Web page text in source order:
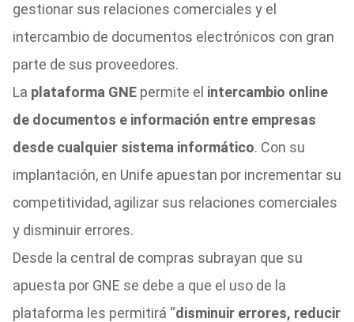
gestionar sus relaciones comerciales y el
intercambio de documentos electrónicos con gran
parte de sus proveedores.
La plataforma GNEpermite el intercambio online
de documentos e información entre empresas
desde cualquier sistema informático. Con su
implantación, en Unife apuestan por incrementar su
competitividad, agilizar sus relaciones comerciales
y disminuir errores.
Desde la central de compras subrayan que su
apuesta por GNE se debe a que el uso de la
plataforma les permitirá “disminuir errores, reducir